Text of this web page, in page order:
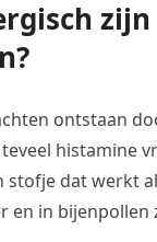
ontstaan
histamine
stofje dat werkt
en in bijenpollen